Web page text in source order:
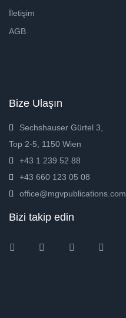
İletişim
AGB
Bize Ulaşın
Sechshauser Gürtel 3,
Top 2-5, 1150 Wien
+43 1 239 52 88
+43 660 123 05 08
office@mgvpublications.com
Bizi takip edin
InstagramFacebookTwitter